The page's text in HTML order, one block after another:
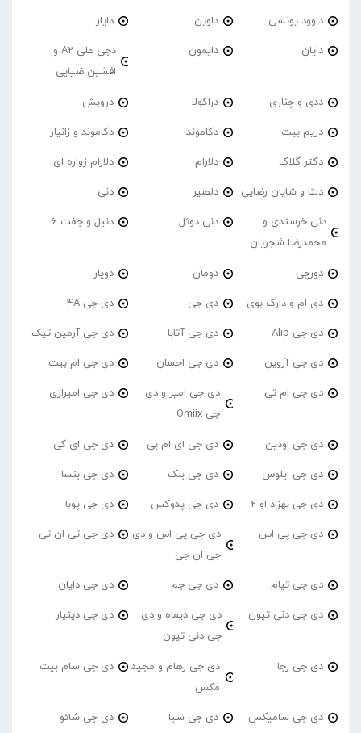
داوود یونسی داوین دایار
دایان دایمون
دجی علی A2 و
افشین ضیایی
ددی و چناری دراکولا درویش
دریم بیت دکاموند دکاموند و زانیار
دکتر گلاک دلارام دلارام زواره ای
دلتا و شایان رضایی دلصیر دنی
دنی خرسندی و
محمدرضا شجریان
دنی دوئل دنیل و جفت 6
دورچی دومان دویار
دی ام و دارک بوی دی جی دی جی 4A
دی جی Alip دی جی آتابا دی جی آرمین تیک
دی جی آروین دی جی احسان دی جی ام بیت
دی جی ام تی
دی جی امیر و دی
جی Omiix
دی جی امیرازی
دی جی اودین دی جی ای ام بی دی جی ای کی
دی جی ایلوس دی جی بلک دی جی بنسا
دی جی بهزاد او 2 دی جی پدوکس دی جی پوبا
دی جی پی اس
دی جی پی اس و دی
جی ان جی
دی جی تی ان تی
دی جی تیام دی جی جم دی جی دایان
دی جی دنی تیون
دی جی دیماه و دی
جی دنی تیون
دی جی دینیار
دی جی رجا
دی جی رهام و مجید
مکس
دی جی سام بیت
دی جی سامیکس دی جی سیا دی جی شائو